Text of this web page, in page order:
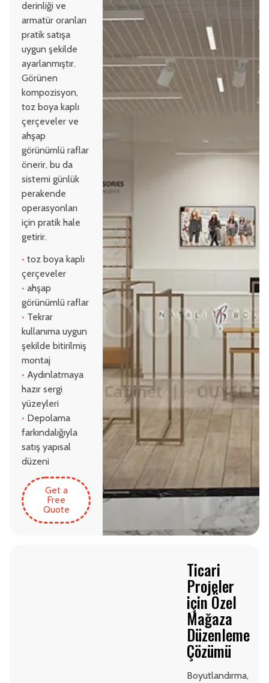
derinliği ve
armatür oranları
pratik satışa
uygun şekilde
ayarlanmıştır.
Görünen
kompozisyon,
toz boya kaplı
çerçeveler ve
ahşap
görünümlü raflar
önerir, bu da
sistemi günlük
perakende
operasyonları
için pratik hale
getirir.
• toz boya kaplı
çerçeveler
• ahşap
görünümlü raflar
• Tekrar
kullanıma uygun
şekilde bitirilmiş
montaj
• Aydınlatmaya
hazır sergi
yüzeyleri
• Depolama
farkındalığıyla
satış yapısal
düzeni
Get a
Free
Quote
Ticari
Projeler
için Özel
Mağaza
Düzenleme
Çözümü
Boyutlandırma,